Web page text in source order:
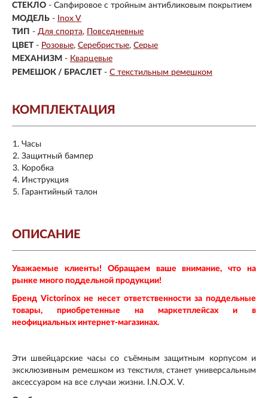
СТЕКЛО - Сапфировое с тройным антибликовым покрытием
МОДЕЛЬ -
Inox V
ТИП - Для спорта
Повседневные
ЦВЕТ - Розовые Серебристые Серые
МЕХАНИЗМ - Кварцевые
РЕМЕШОК / БРАСЛЕТ - С текстильным ремешком
КОМПЛЕКТАЦИЯ
Часы
Защитный бампер
Коробка
Инструкция
Гарантийный талон
ОПИСАНИЕ
Уважаемые клиенты! Обращаем ваше внимание, что на
рынке много поддельной продукции!
Бренд Victorinox не несет ответственности за поддельные
товары, приобретенные на маркетплейсах и в
неофициальных интернет-магазинах.
Эти швейцарские часы со съёмным защитным корпусом и
эксклюзивным ремешком из текстиля, станет универсальным
аксессуаром на все случаи жизни. I.N.O.X. V.